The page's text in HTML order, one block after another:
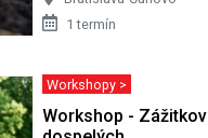
1 termín
Workshopy >
Workshop -